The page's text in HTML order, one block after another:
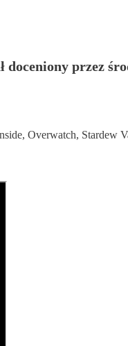
doceniony przez
Overwatch, Stardew